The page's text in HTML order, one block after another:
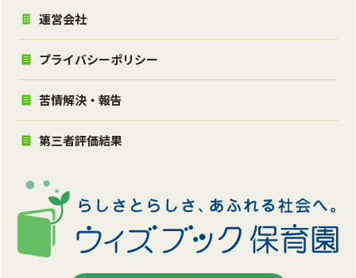
運営会社
プライバシーポリシー
苦情解決・報告
第三者評価結果